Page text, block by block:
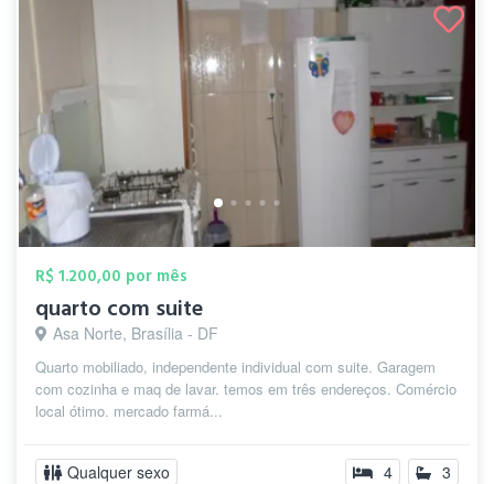
R$ 1.200,00 por mês
quarto com suite
Asa Norte, Brasília - DF
Quarto mobiliado, independente individual com suite. Garagem
com cozinha e maq de lavar. temos em três endereços. Comércio
local ótimo. mercado farmá...
Qualquer sexo 4 3